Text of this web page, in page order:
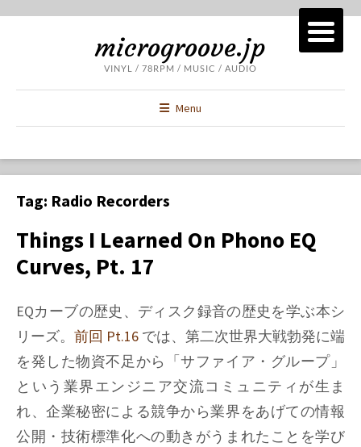
microgroove.jp
VINYL / 78RPM / MUSIC / AUDIO
Menu
Tag: Radio Recorders
Things I Learned On Phono EQ
Curves, Pt. 17
EQカーブの歴史、ディスク録音の歴史を学ぶ本シ
リーズ。 前回 Pt.16 では、第二次世界大戦勃発に端
を発した物資不足から「サファイア・グループ」
という業界エンジニア交流コミュニティが生ま
れ、企業秘密による競争から業界をあげての情報
公開・技術標準化への動きがうまれたことを学び